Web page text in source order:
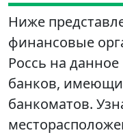
Ниже
финансовые
Россь на
банков,
банкоматов.